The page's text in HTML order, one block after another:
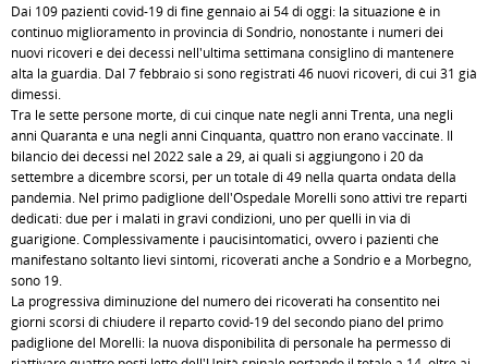
Dai 109 pazienti covid-19 di fine gennaio ai 54 di oggi: la situazione è in
continuo miglioramento in provincia di Sondrio, nonostante i numeri dei
nuovi ricoveri e dei decessi nell'ultima settimana consiglino di mantenere
alta la guardia. Dal 7 febbraio si sono registrati 46 nuovi ricoveri, di cui 31 già
dimessi.
Tra le sette persone morte, di cui cinque nate negli anni Trenta, una negli
anni Quaranta e una negli anni Cinquanta, quattro non erano vaccinate. Il
bilancio dei decessi nel 2022 sale a 29, ai quali si aggiungono i 20 da
settembre a dicembre scorsi, per un totale di 49 nella quarta ondata della
pandemia. Nel primo padiglione dell'Ospedale Morelli sono attivi tre reparti
dedicati: due per i malati in gravi condizioni, uno per quelli in via di
guarigione. Complessivamente i paucisintomatici, ovvero i pazienti che
manifestano soltanto lievi sintomi, ricoverati anche a Sondrio e a Morbegno,
sono 19.
La progressiva diminuzione del numero dei ricoverati ha consentito nei
giorni scorsi di chiudere il reparto covid-19 del secondo piano del primo
padiglione del Morelli: la nuova disponibilità di personale ha permesso di